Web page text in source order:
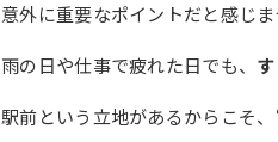
意外に重要なポイントだと感じま
雨の日や仕事で疲れた日でも、
駅前という立地があるからこそ、